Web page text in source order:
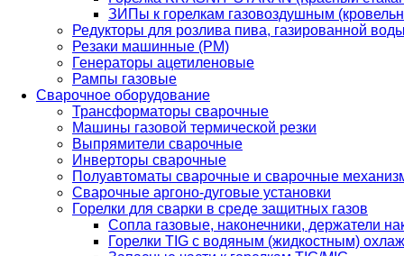
ЗИПы к горелкам газовоздушным
Редукторы для розлива пива, газированной
Резаки машинные (РМ)
Генераторы ацетиленовые
Рампы газовые
Сварочное оборудование
Трансформаторы сварочные
Машины газовой термической резки
Выпрямители сварочные
Инверторы сварочные
Полуавтоматы сварочные и сварочные
Сварочные аргоно-дуговые установки
Горелки для сварки в среде защитных газов
Сопла газовые, наконечники, держатели
Горелки TIG с водяным (жидкостным)